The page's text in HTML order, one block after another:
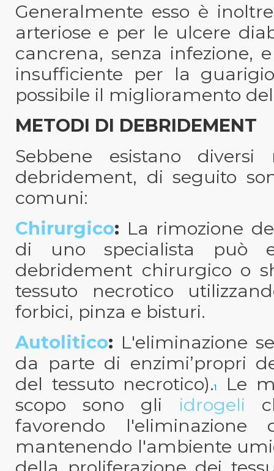
Generalmente esso è
arteriose e per le ulcere
cancrena, senza infezione,
insufficiente per la
possibile il miglioramento
METODI DI DEBRIDEMENT
Sebbene esistano
debridement, di seguito
comuni:
Chirurgico: La rimozione
di uno specialista può
debridement chirurgico o
tessuto necrotico
forbici, pinza e bisturi.
Autolitico: L'eliminazione
da parte di enzimi’propri
del tessuto necrotico).1
Le
scopo sono gli idrogeli
favorendo
mantenendo l'ambiente